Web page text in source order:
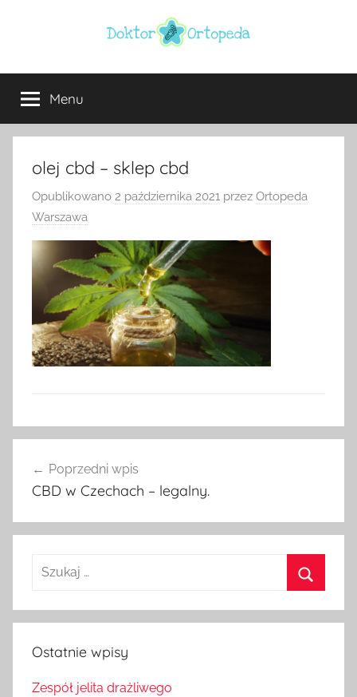
Doktor
ortopeda
Warszawa
usg
Warszawa,
ginekolog,
urolog,
dietetyk
Menu
olej cbd – sklep cbd
Opublikowano 2 października 2021 przez Ortopeda
Warszawa
wpisu
Poprzedni wpis
CBD w Czechach – legalny.
Szukaj:
Ostatnie wpisy
Zespół jelita drażliwego